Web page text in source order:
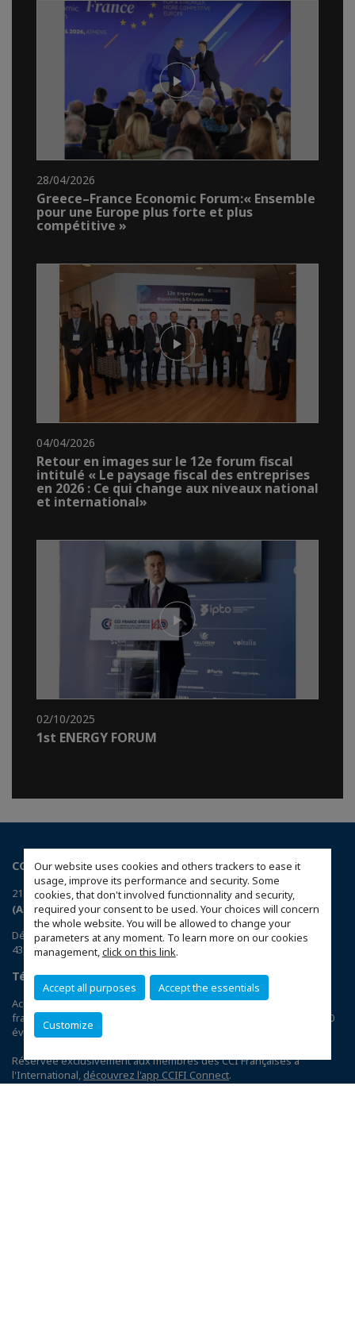
Our website uses cookies and others trackers to ease it
usage, improve its performance and security. Some
cookies, that don't involved functionnality and security,
required your consent to be used. Your choices will concern
the whole website. You will be allowed to change your
parameters at any moment. To learn more on our cookies
management,click on this link.
Accept all purposes Accept the essentials
Customize
28/04/2026
Greece–France Economic Forum:« Ensemble
pour une Europe plus forte et plus
compétitive »
04/04/2026
Retour en images sur le 12e forum fiscal
intitulé « Le paysage fiscal des entreprises
en 2026 : Ce qui change aux niveaux national
et international»
02/10/2025
1st ENERGY FORUM
CCI France Grèce
21 rue Voulis, 105 63 Athènes
(Accéder au plan)
Délégation : Délégation à Thessalonique
43, rue El. Venizelou, 54624 Thessalonique
Téléchargez l’application CCIFI Connect
Accélérez votre business grâce au 1er réseau privé d'entreprises
françaises dans 95 pays : 120 chambres | 33 000 entreprises | 4 000
événements | 300 comités | 1 200 avantages exclusifs
Réservée exclusivement aux membres des CCI Françaises à
l'International, découvrez l'app CCIFI Connect.